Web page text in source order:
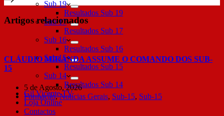
Sub 19
Resultados Sub 19
Sub 17
Resultados Sub 17
Sub 16
Resultados Sub 16
Sub 15
Resultados Sub 15
Sub 14
Resultados Sub 14
Gil Vicente TV
Loja Online
Contactos
Artigos relacionados
CLÁUDIO MIRANDA ASSUME O COMANDO DOS SUB-
15
5 de Agosto, 2026
Formação,Notícias Gerais, Sub-15, Sub-15